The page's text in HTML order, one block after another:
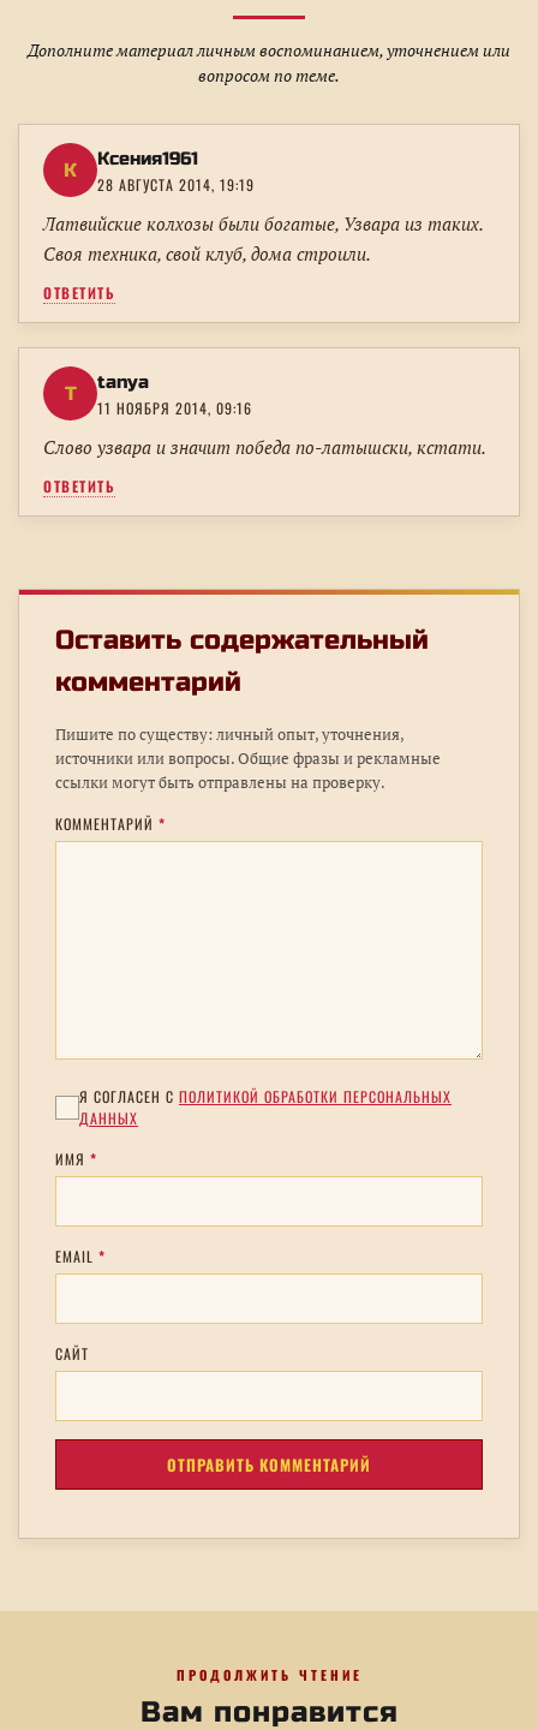
Дополните материал личным воспоминанием, уточнением или
вопросом по теме.
К Ксения1961
28 АВГУСТА 2014, 19:19
Латвийские колхозы были богатые, Узвара из таких.
Своя техника, свой клуб, дома строили.
ОТВЕТИТЬ
T tanya
11 НОЯБРЯ 2014, 09:16
Слово узвара и значит победа по-латышски, кстати.
ОТВЕТИТЬ
Оставить содержательный
комментарий
Пишите по существу: личный опыт, уточнения,
источники или вопросы. Общие фразы и рекламные
ссылки могут быть отправлены на проверку.
КОММЕНТАРИЙ *
Я СОГЛАСЕН С ПОЛИТИКОЙ ОБРАБОТКИ ПЕРСОНАЛЬНЫХ
ДАННЫХ
ИМЯ *
EMAIL *
САЙТ
ПРОДОЛЖИТЬ ЧТЕНИЕ
Вам понравится